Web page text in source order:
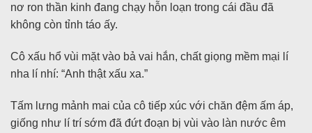
nơ ron thần kinh đang chạy hỗn loạn trong cái đầu đã
không còn tỉnh táo ấy.
Cô xấu hổ vùi mặt vào bả vai hắn, chất giọng mềm mại lí
nha lí nhí: “Anh thật xấu xa.”
Tấm lưng mảnh mai của cô tiếp xúc với chăn đệm ấm áp,
giống như lí trí sớm đã đứt đoạn bị vùi vào làn nước êm